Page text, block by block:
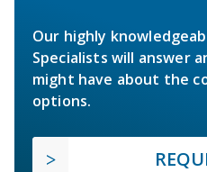
Our highly
Specialists will answer
might have about the
options.